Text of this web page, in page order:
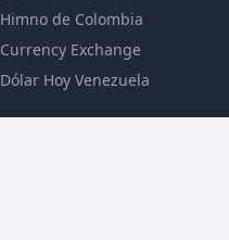
Himno de Colombia
Currency Exchange
Dólar Hoy Venezuela